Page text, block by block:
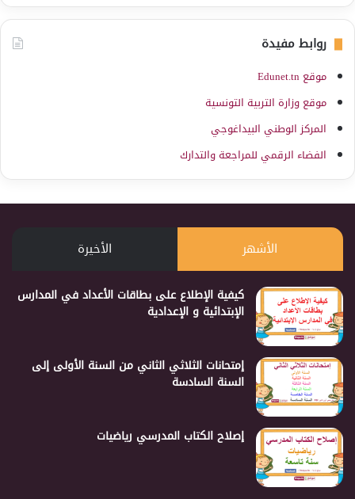
روابط مفيدة
موقع Edunet.tn
موقع وزارة التربية التونسية
المركز الوطني البيداغوجي
الفضاء الرقمي للمراجعة والتدارك
الأشهر الأخيرة
كيفية الإطلاع على بطاقات الأعداد في المدارس
الإبتدائية و الإعدادية
إمتحانات الثلاثي الثاني من السنة الأولى إلى
السنة السادسة
إصلاح الكتاب المدرسي رياضيات